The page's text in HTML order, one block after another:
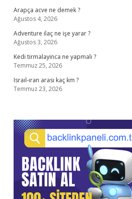
Arapça acve ne demek ?
Ağustos 4, 2026
Adventure ilaç ne işe yarar ?
Ağustos 3, 2026
Kedi tirmalayinca ne yapmalı ?
Temmuz 25, 2026
Israıl-ıran arası kaç km ?
Temmuz 23, 2026